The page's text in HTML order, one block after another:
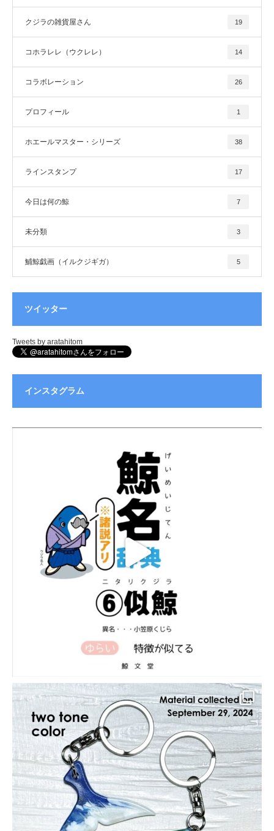
クジラの雑貨屋さん 19
コホラレレ（ウクレレ） 14
コラボレーション 26
プロフィール 1
ホエールマスター・シリーズ 38
ラインスタンプ 17
今日は何の鯨 7
未分類 3
鯆鯨戯画（イルクジギガ） 5
ツイッター
Tweets by aratahitom
インスタグラム